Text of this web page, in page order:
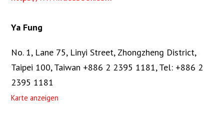
Ya Fung
No. 1, Lane 75, Linyi Street, Zhongzheng District,
Taipei 100, Taiwan +886 2 2395 1181,Tel: +886 2
2395 1181
Karte anzeigen